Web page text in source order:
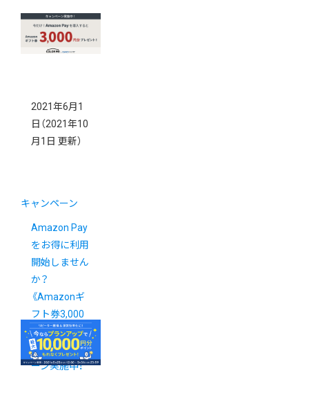
2021年6月1
日 （2021年10
月1日 更新）
キャンペーン
Amazon Pay
をお得に利用
開始しません
か？
《Amazonギ
フト券3,000
円分》プレゼ
ントキャンペ
ーン実施中！